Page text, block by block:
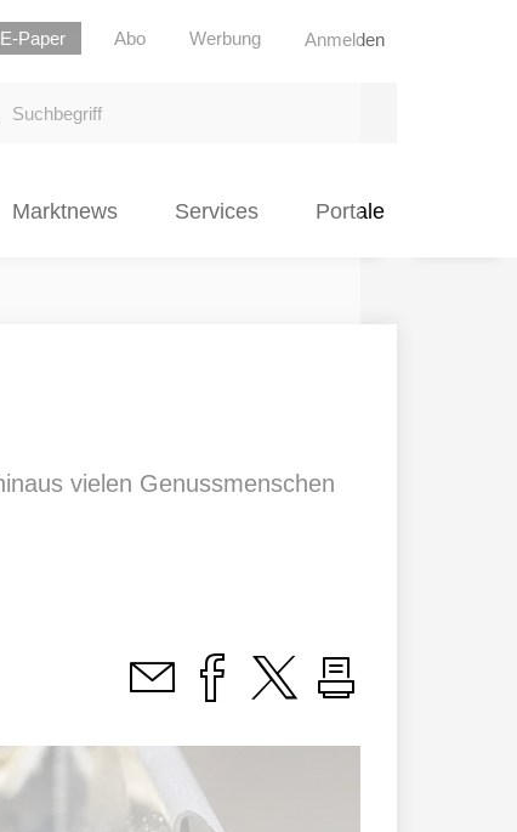
E-Paper Abo Werbung Anmelden
Marktnews Services Portale
vielen Genussmenschen